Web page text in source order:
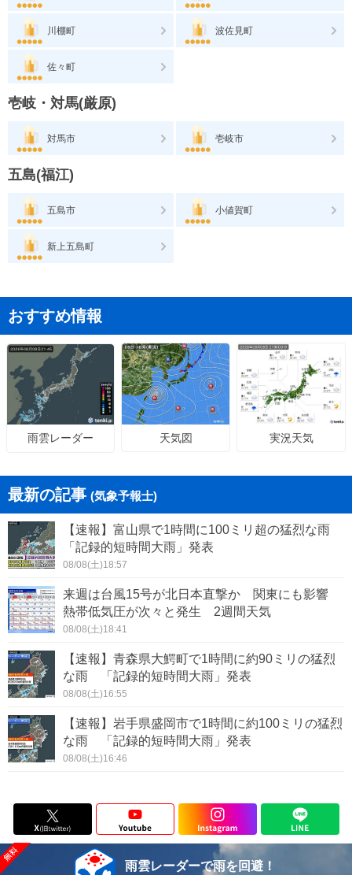
川棚町 波佐見町
佐々町
壱岐・対馬(厳原)
対馬市 壱岐市
五島(福江)
五島市 小値賀町
新上五島町
おすすめ情報
雨雲レーダー 天気図 実況天気
最新の記事 (気象予報士)
【速報】富山県で1時間に100ミリ超の猛烈な雨
「記録的短時間大雨」発表
08/08(土)18:57
来週は台風15号が北日本直撃か 関東にも影響
熱帯低気圧が次々と発生 2週間天気
08/08(土)18:41
【速報】青森県大鰐町で1時間に約90ミリの猛烈
な雨 「記録的短時間大雨」発表
08/08(土)16:55
【速報】岩手県盛岡市で1時間に約100ミリの猛烈
な雨 「記録的短時間大雨」発表
08/08(土)16:46
雨雲レーダーで雨を回避！